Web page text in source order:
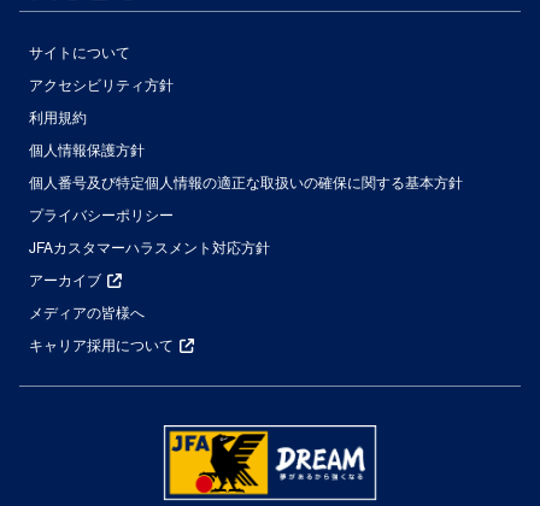
サイトについて
アクセシビリティ方針
利用規約
個人情報保護方針
個人番号及び特定個人情報の適正な取扱いの確保に関する基本方針
プライバシーポリシー
JFAカスタマーハラスメント対応方針
アーカイブ
メディアの皆様へ
キャリア採用について